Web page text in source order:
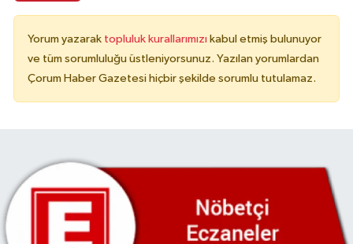
Yorum yazarak topluluk kurallarımızı kabul etmiş bulunuyor
ve tüm sorumluluğu üstleniyorsunuz. Yazılan yorumlardan
Çorum Haber Gazetesi hiçbir şekilde sorumlu tutulamaz.